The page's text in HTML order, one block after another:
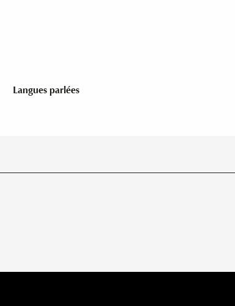
Langues parlées
Langues parlées